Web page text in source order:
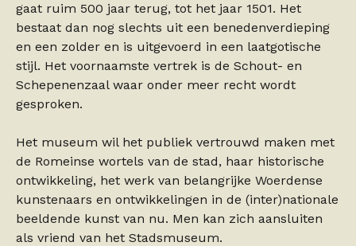
gaat ruim 500 jaar terug, tot het jaar 1501. Het
bestaat dan nog slechts uit een benedenverdieping
en een zolder en is uitgevoerd in een laatgotische
stijl. Het voornaamste vertrek is de Schout- en
Schepenenzaal waar onder meer recht wordt
gesproken.
Het museum wil het publiek vertrouwd maken met
de Romeinse wortels van de stad, haar historische
ontwikkeling, het werk van belangrijke Woerdense
kunstenaars en ontwikkelingen in de (inter)nationale
beeldende kunst van nu. Men kan zich aansluiten
als vriend van het Stadsmuseum.